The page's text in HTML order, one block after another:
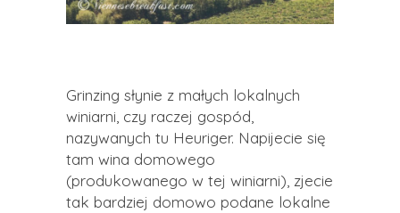
Grinzing słynie z małych lokalnych
winiarni, czy raczej gospód,
nazywanych tu Heuriger. Napijecie się
tam wina domowego
(produkowanego w tej winiarni), zjecie
tak bardziej domowo podane lokalne